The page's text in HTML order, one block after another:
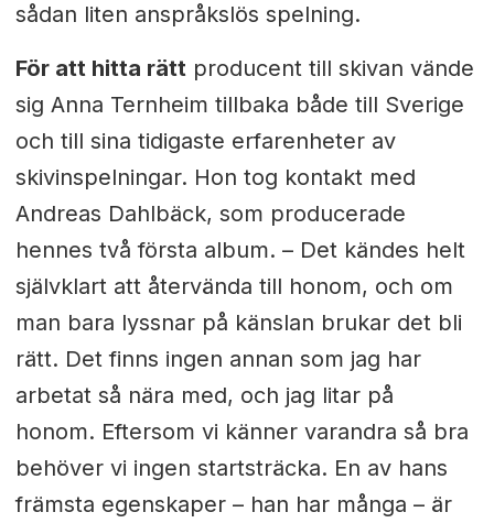
sådan liten anspråkslös spelning.
För att hitta rättproducent till skivan vände
sig Anna Ternheim tillbaka både till Sverige
och till sina tidigaste erfarenheter av
skivinspelningar. Hon tog kontakt med
Andreas Dahlbäck, som producerade
hennes två första album. –Det kändes helt
självklart att återvända till honom, och om
man bara lyssnar på känslan brukar det bli
rätt. Det finns ingen annan som jag har
arbetat så nära med, och jag litar på
honom. Eftersom vi känner varandra så bra
behöver vi ingen startsträcka. En av hans
främsta egenskaper – han har många – är